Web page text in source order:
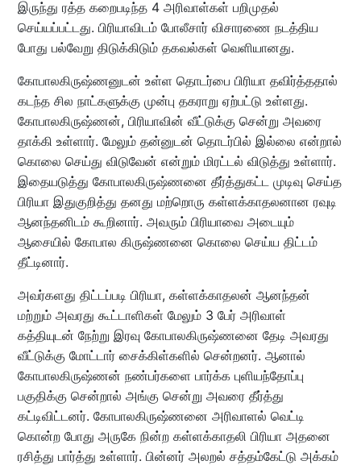
இருந்து ரத்த கறைபடிந்த 4 அரிவாள்கள் பறிமுதல்
செய்யப்பட்டது. பிரியாவிடம் போலீசார் விசாரணை நடத்திய
போது பல்வேறு திடுக்கிடும் தகவல்கள் வெளியானது.
கோபாலகிருஷ்ணனுடன் உள்ள தொடர்பை பிரியா தவிர்த்ததால்
கடந்த சில நாட்களுக்கு முன்பு தகராறு ஏற்பட்டு உள்ளது.
கோபாலகிருஷ்ணன், பிரியாவின் வீட்டுக்கு சென்று அவரை
தாக்கி உள்ளார். மேலும் தன்னுடன் தொடர்பில் இல்லை என்றால்
கொலை செய்து விடுவேன் என்றும் மிரட்டல் விடுத்து உள்ளார்.
இதையடுத்து கோபாலகிருஷ்ணனை தீர்த்துகட்ட முடிவு செய்த
பிரியா இதுகுறித்து தனது மற்றொரு கள்ளக்காதலனான ரவுடி
ஆனந்தனிடம் கூறினார். அவரும் பிரியாவை அடையும்
ஆசையில் கோபால கிருஷ்ணனை கொலை செய்ய திட்டம்
தீட்டினார்.
அவர்களது திட்டப்படி பிரியா, கள்ளக்காதலன் ஆனந்தன்
மற்றும் அவரது கூட்டாளிகள் மேலும் 3 பேர் அரிவாள்
கத்தியுடன் நேற்று இரவு கோபாலகிருஷ்ணனை தேடி அவரது
வீட்டுக்கு மோட்டார் சைக்கிள்களில் சென்றனர். ஆனால்
கோபாலகிருஷ்ணன் நண்பர்களை பார்க்க புளியந்தோப்பு
பகுதிக்கு சென்றால் அங்கு சென்று அவரை தீர்த்து
கட்டிவிட்டனர். கோபாலகிருஷ்ணனை அரிவாளல் வெட்டி
கொன்ற போது அருகே நின்ற கள்ளக்காதலி பிரியா அதனை
ரசித்து பார்த்து உள்ளார். பின்னர் அலறல் சத்தம்கேட்டு அக்கம்